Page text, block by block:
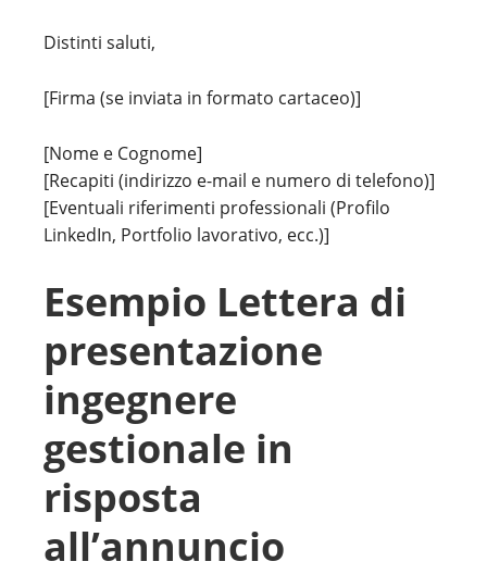
Distinti saluti,
[Firma (se inviata in formato cartaceo)]
[Nome e Cognome]
[Recapiti (indirizzo e-mail e numero di telefono)]
[Eventuali riferimenti professionali (Profilo
LinkedIn, Portfolio lavorativo, ecc.)]
Esempio Lettera di
presentazione
ingegnere
gestionale in
risposta
all’annuncio